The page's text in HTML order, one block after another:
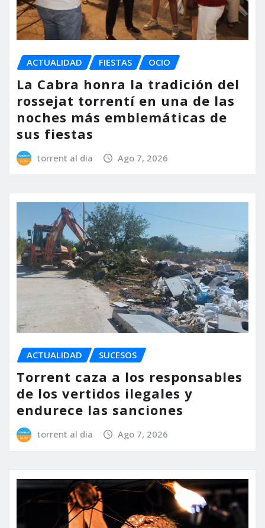
ACTUALIDAD FIESTAS OCIO
La Cabra honra la tradición del
rossejat torrentí en una de las
noches más emblemáticas de
sus fiestas
torrent al dia Ago 7, 2026
ACTUALIDAD SUCESOS
Torrent caza a los responsables
de los vertidos ilegales y
endurece las sanciones
torrent al dia Ago 7, 2026